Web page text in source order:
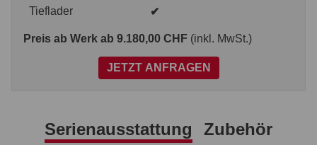
Tieflader
✔
Preis ab Werk ab 9.180,00 CHF (inkl. MwSt.)
JETZT ANFRAGEN
Serienausstattung Zubehör